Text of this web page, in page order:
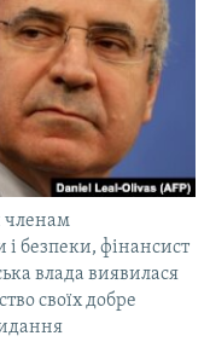
членам
і безпеки, фінансист
влада виявилася
своїх добре